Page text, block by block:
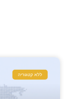
ללא קטגוריה